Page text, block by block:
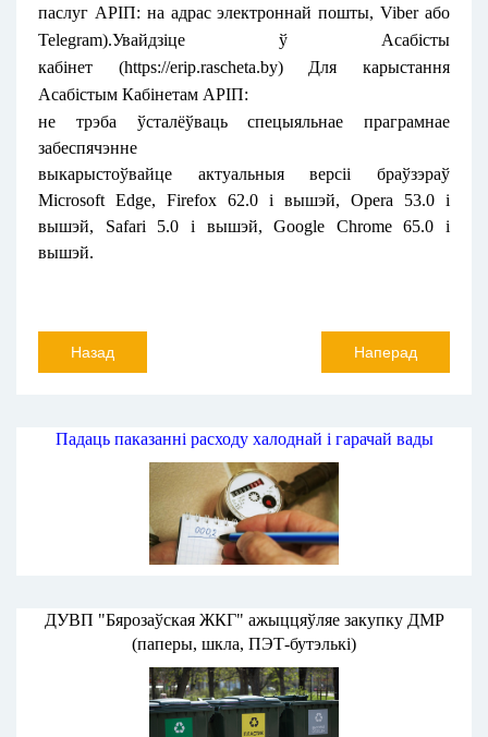
паслуг АРІП: на адрас электроннай пошты, Viber або
Telegram).Увайдзіце ў Асабісты
кабінет
(https://erip.rascheta.by) Для карыстання
Асабістым Кабінетам АРІП:
не трэба ўсталёўваць спецыяльнае праграмнае
забеспячэнне
выкарыстоўвайце актуальныя версіі браўзэраў
Microsoft Edge, Firefox 62.0 і вышэй, Opera 53.0 і
вышэй, Safari 5.0 і вышэй, Google Chrome 65.0 і
вышэй.
Назад Наперад
Падаць паказанні расходу халоднай і гарачай вады
ДУВП "Бярозаўская ЖКГ" ажыццяўляе закупку ДМР
(паперы, шкла, ПЭТ-бутэлькі)